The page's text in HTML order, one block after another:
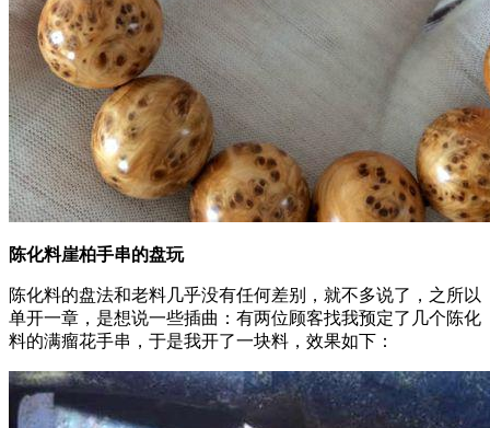
陈化料崖柏手串的盘玩
陈化料的盘法和老料几乎没有任何差别，就不多说了，之所以
单开一章，是想说一些插曲：有两位顾客找我预定了几个陈化
料的满瘤花手串，于是我开了一块料，效果如下：